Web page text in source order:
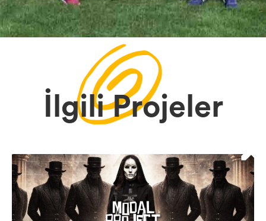
İlgili Projeler